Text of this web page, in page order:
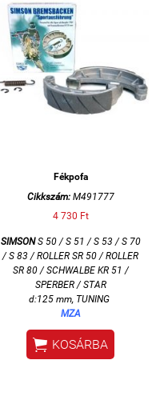
Fékpofa
Cikkszám:M491777
4 730 Ft
SIMSONS 50 / S 51 / S 53 / S 70
/ S 83 / ROLLER SR 50 / ROLLER
SR 80 / SCHWALBE KR 51 /
SPERBER / STAR
d:125 mm, TUNING
MZA
 KOSÁRBA